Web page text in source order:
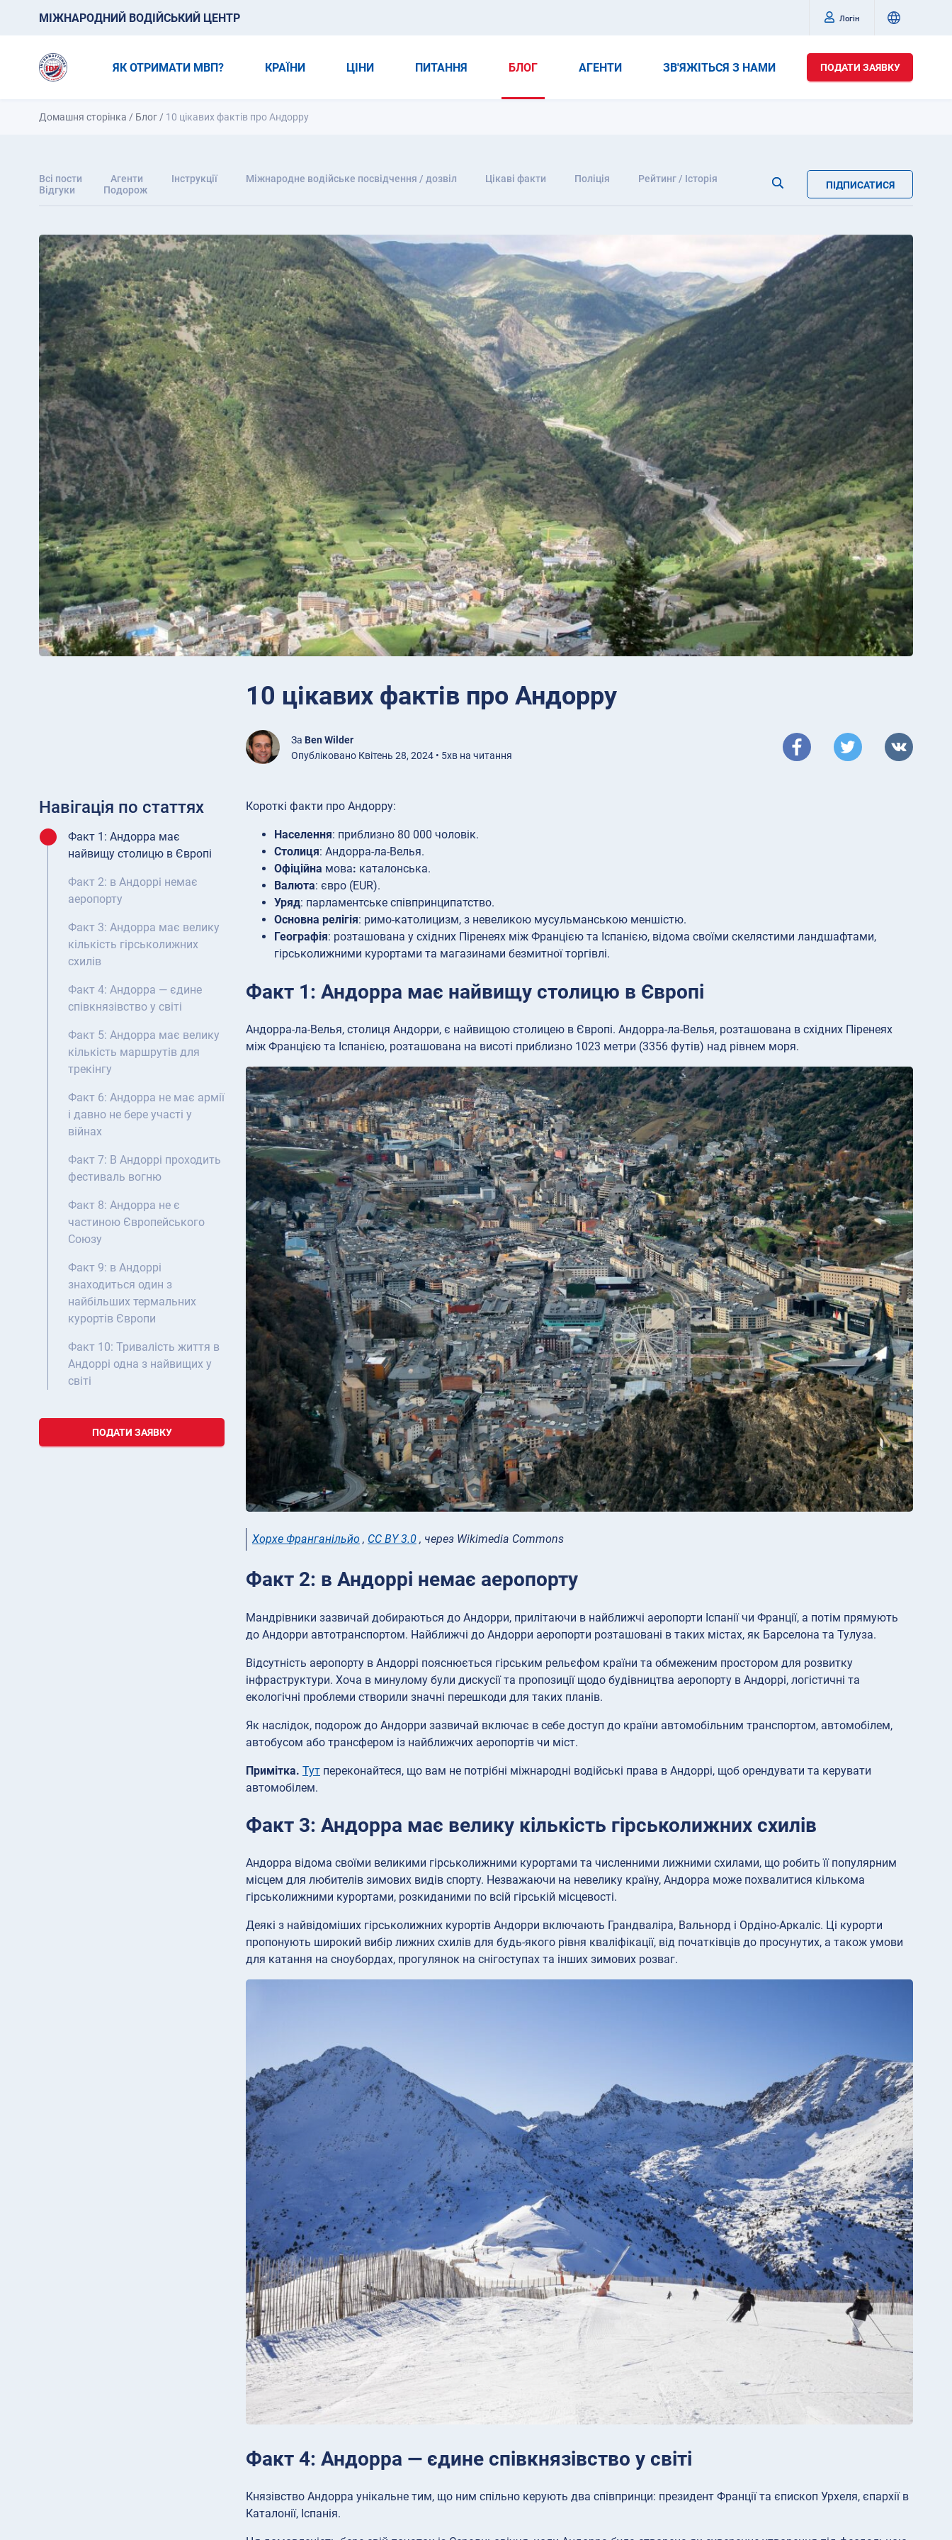
МІЖНАРОДНИЙ ВОДІЙСЬКИЙ ЦЕНТР Логін
ЯК ОТРИМАТИ МВП? КРАЇНИ ЦІНИ ПИТАННЯ БЛОГ АГЕНТИ ЗВ'ЯЖІТЬСЯ З НАМИ ПОДАТИ ЗАЯВКУ
Домашня сторінка / Блог / 10 цікавих фактів про Андорру
Всі пости Агенти Інструкції Міжнародне водійське посвідчення / дозвіл Цікаві факти Поліція
Рейтинг / Історія
Відгуки
Подорож ПІДПИСАТИСЯ
10 цікавих фактів про Андорру
За Ben Wilder
Опубліковано Квітень 28, 2024 • 5хв на читання
Навігація по статтях
Факт 1: Андорра має
найвищу столицю в Європі
Факт 2: в Андоррі немає
аеропорту
Факт 3: Андорра має велику
кількість гірськолижних
схилів
Факт 4: Андорра — єдине
співкнязівство у світі
Факт 5: Андорра має велику
кількість маршрутів для
трекінгу
Факт 6: Андорра не має армії
і давно не бере участі у
війнах
Факт 7: В Андоррі проходить
фестиваль вогню
Факт 8: Андорра не є
частиною Європейського
Союзу
Факт 9: в Андоррі
знаходиться один з
найбільших термальних
курортів Європи
Факт 10: Тривалість життя в
Андоррі одна з найвищих у
світі
ПОДАТИ ЗАЯВКУ
Короткі факти про Андорру:
Населення: приблизно 80 000 чоловік.
Столиця: Андорра-ла-Велья.
Офіційна мова: каталонська.
Валюта: євро (EUR).
Уряд: парламентське співпринципатство.
Основна релігія: римо-католицизм, з невеликою мусульманською меншістю.
Географія: розташована у східних Піренеях між Францією та Іспанією, відома своїми скелястими ландшафтами,
гірськолижними курортами та магазинами безмитної торгівлі.
Факт 1: Андорра має найвищу столицю в Європі
Андорра-ла-Велья, столиця Андорри, є найвищою столицею в Європі. Андорра-ла-Велья, розташована в східних Піренеях
між Францією та Іспанією, розташована на висоті приблизно 1023 метри (3356 футів) над рівнем моря.
Хорхе Франганільйо , CC BY 3.0 , через Wikimedia Commons
Факт 2: в Андоррі немає аеропорту
Мандрівники зазвичай добираються до Андорри, прилітаючи в найближчі аеропорти Іспанії чи Франції, а потім прямують
до Андорри автотранспортом. Найближчі до Андорри аеропорти розташовані в таких містах, як Барселона та Тулуза.
Відсутність аеропорту в Андоррі пояснюється гірським рельєфом країни та обмеженим простором для розвитку
інфраструктури. Хоча в минулому були дискусії та пропозиції щодо будівництва аеропорту в Андоррі, логістичні та
екологічні проблеми створили значні перешкоди для таких планів.
Як наслідок, подорож до Андорри зазвичай включає в себе доступ до країни автомобільним транспортом, автомобілем,
автобусом або трансфером із найближчих аеропортів чи міст.
Примітка. Тут переконайтеся, що вам не потрібні міжнародні водійські права в Андоррі, щоб орендувати та керувати
автомобілем.
Факт 3: Андорра має велику кількість гірськолижних схилів
Андорра відома своїми великими гірськолижними курортами та численними лижними схилами, що робить її популярним
місцем для любителів зимових видів спорту. Незважаючи на невелику країну, Андорра може похвалитися кількома
гірськолижними курортами, розкиданими по всій гірській місцевості.
Деякі з найвідоміших гірськолижних курортів Андорри включають Грандваліра, Вальнорд і Ордіно-Аркаліс. Ці курорти
пропонують широкий вибір лижних схилів для будь-якого рівня кваліфікації, від початківців до просунутих, а також умови
для катання на сноубордах, прогулянок на снігоступах та інших зимових розваг.
Факт 4: Андорра — єдине співкнязівство у світі
Князівство Андорра унікальне тим, що ним спільно керують два співпринци: президент Франції та єпископ Урхеля, єпархії в
Каталонії, Іспанія.